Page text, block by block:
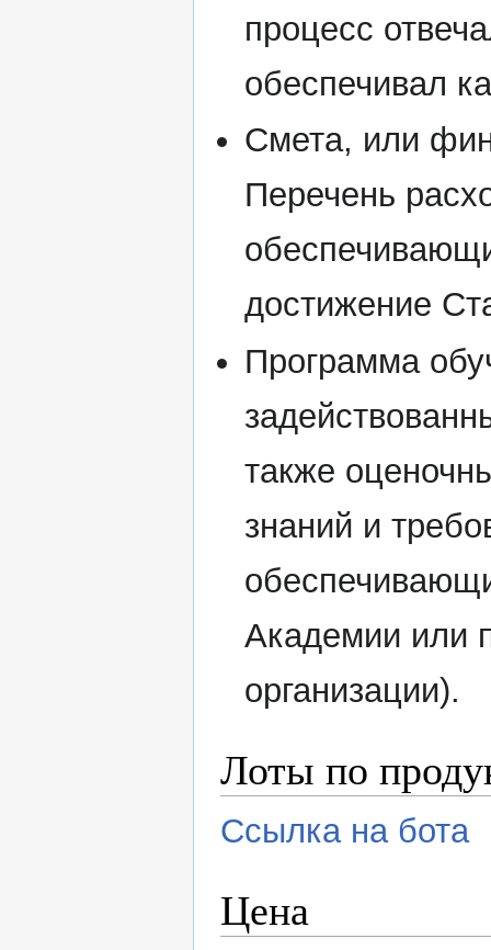
процесс
обеспечивал
Смета, или
Перечень
достижение
Программа
также
знаний и
Академии или
организации).
Лоты по
Ссылка на бота
Цена